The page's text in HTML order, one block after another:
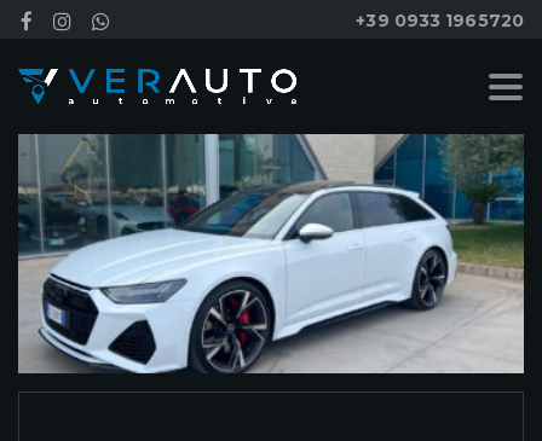
+39 0933 1965720